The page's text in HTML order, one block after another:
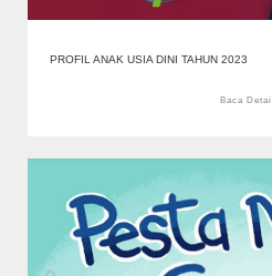
PROFIL ANAK USIA DINI TAHUN 2023
Baca Detail